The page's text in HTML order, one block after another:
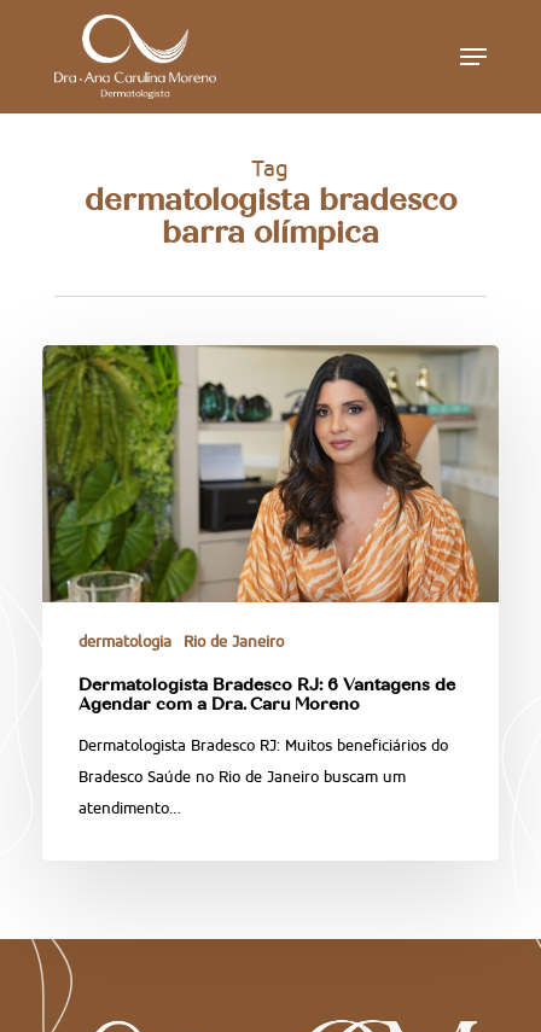
Menu
Tag
dermatologista bradesco
barra olímpica
dermatologia Rio de Janeiro
Dermatologista Bradesco RJ: 6 Vantagens de
Agendar com a Dra. Caru Moreno
Dermatologista Bradesco RJ: Muitos beneficiários do
Bradesco Saúde no Rio de Janeiro buscam um
atendimento…